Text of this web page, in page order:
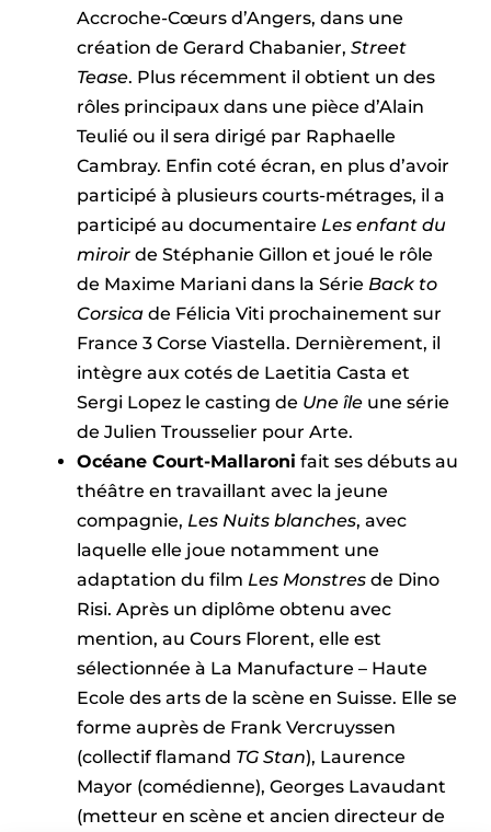
Accroche-Cœurs d’Angers, dans une
création de Gerard Chabanier, Street
Tease. Plus récemment il obtient un des
rôles principaux dans une pièce d’Alain
Teulié ou il sera dirigé par Raphaelle
Cambray. Enfin coté écran, en plus d’avoir
participé à plusieurs courts-métrages, il a
participé au documentaire Les enfant du
miroir de Stéphanie Gillon et joué le rôle
de Maxime Mariani dans la Série Back to
Corsica de Félicia Viti prochainement sur
France 3 Corse Viastella. Dernièrement, il
intègre aux cotés de Laetitia Casta et
Sergi Lopez le casting de Une île une série
de Julien Trousselier pour Arte.
Océane Court-Mallaroni fait ses débuts au
théâtre en travaillant avec la jeune
compagnie, Les Nuits blanches, avec
laquelle elle joue notamment une
adaptation du film Les Monstres de Dino
Risi. Après un diplôme obtenu avec
mention, au Cours Florent, elle est
sélectionnée à La Manufacture – Haute
Ecole des arts de la scène en Suisse. Elle se
forme auprès de Frank Vercruyssen
(collectif flamand TG Stan), Laurence
Mayor (comédienne), Georges Lavaudant
(metteur en scène et ancien directeur de